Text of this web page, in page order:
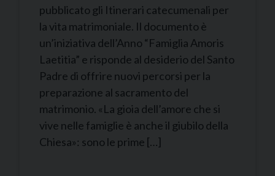
pubblicato gli Itinerari catecumenali per
la vita matrimoniale. Il documento è
un’iniziativa dell’Anno “Famiglia Amoris
Laetitia” e risponde al desiderio del Santo
Padre di offrire nuovi percorsi per la
preparazione al sacramento del
matrimonio. «La gioia dell’amore che si
vive nelle famiglie è anche il giubilo della
Chiesa»: sono le prime […]